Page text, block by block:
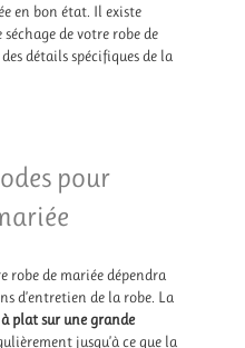
en bon état. Il existe
de votre robe de
détails spécifiques de la
pour
robe de mariée dépendra
d’entretien de la robe. La
à plat sur unegrande
jusqu’à ce que la